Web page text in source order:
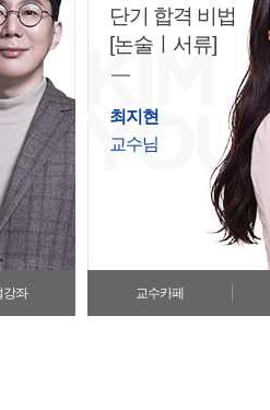
강좌
단기 합격 비법
[논술ㅣ서류]
최지현
교수님
교수카페